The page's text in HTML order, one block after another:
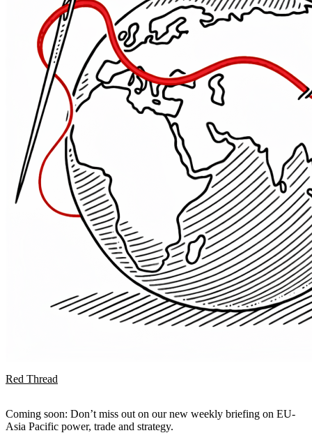
Red Thread
Coming soon: Don’t miss out on our new weekly briefing on EU-
Asia Pacific power, trade and strategy.